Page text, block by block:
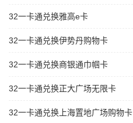
32一卡通兑换雅高e卡
32一卡通兑换伊势丹购物卡
32一卡通兑换商银通巾帼卡
32一卡通兑换正大广场无限卡
32一卡通兑换上海置地广场购物卡